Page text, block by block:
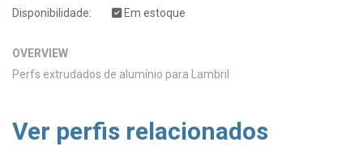
Disponibilidade:
Em estoque
OVERVIEW
Perfs extrudados de alumínio para Lambril
Ver perfis relacionados